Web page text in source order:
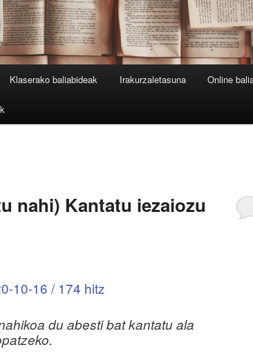
Klaserako baliabideak Irakurzaletasuna Online
nahi) Kantatu iezaiozu
10-16 / 174 hitz
du abesti bat kantatu ala